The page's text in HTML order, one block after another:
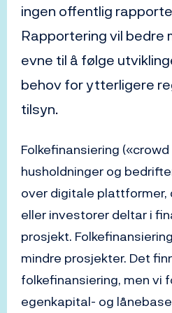
ingen offentlig
Rapportering vil bedre
evne til å følge
behov for ytterligere
tilsyn.
Folkefinansiering
husholdninger og
over digitale plattformer,
eller investorer deltar i
prosjekt.
mindre prosjekter. Det
folkefinansiering, men vi
egenkapital- og